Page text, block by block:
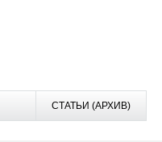
СТАТЬИ (АРХИВ)